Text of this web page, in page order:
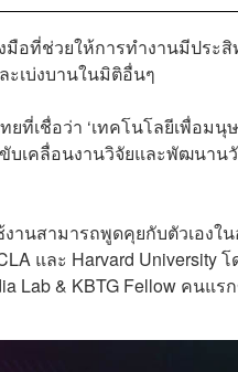
อที่ช่วยให้การทำงานมีประ
ะเบ่งบานในมิติอื่นๆ
ยที่เชื่อว่า ‘เทคโนโลยีเพื่อ
บเคลื่อนงานวิจัยและพัฒนาน
งานสามารถพูดคุยกับตัวเอ
และ Harvard University
Lab & KBTG Fellow คนแ